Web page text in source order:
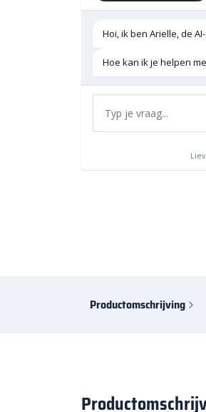
Hoi, ik ben Arielle, de
Hoe kan ik je helpen
Productomschrijving